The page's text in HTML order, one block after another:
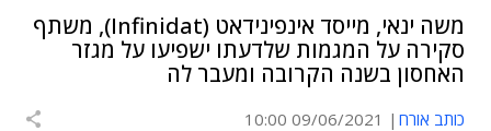
משה ינאי, מייסד אינפינידאט (Infinidat), משתף
סקירה על המגמות שלדעתו ישפיעו על מגזר
האחסון בשנה הקרובה ומעבר לה
כותב אורח 09/06/2021 10:00